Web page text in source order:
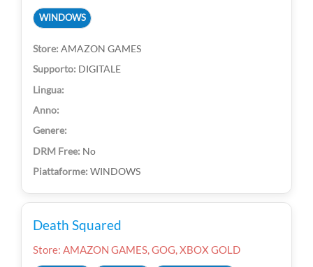
WINDOWS
AMAZON GAMES
DIGITALE
No
WINDOWS
Death Squared
Store: AMAZON GAMES, GOG, XBOX GOLD